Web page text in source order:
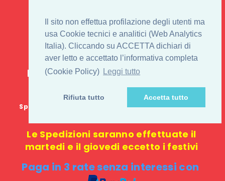
Il sito non effettua profilazione degli utenti ma
usa Cookie tecnici e analitici (Web Analytics
Italia). Cliccando su ACCETTA dichiari di
aver letto e accettato l’informativa completa
(Cookie Policy) Leggi tutto
Rifiuta tutto Accetta tutto
IL 1° STORE ON LINE
PENTAX USATO E
NUOVO
E-commerce 100% online: nessun
negozio fisico o punto di ritiro
Spedizione GRATUITA in Italia con spesa minima di
Le Spedizioni saranno effettuate il
martedi e il giovedi eccetto i festivi
Paga in 3 rate senza interessi con